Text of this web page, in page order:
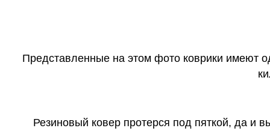
Представленные на этом фото коврики имеют
Резиновый ковер протерся под пяткой, да и